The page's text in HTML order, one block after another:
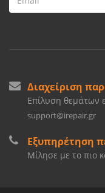
Διαχείριση
Επίλυση θεμάτων
support@irepair.gr
Εξυπηρέτηση
Μίλησε με το πιο